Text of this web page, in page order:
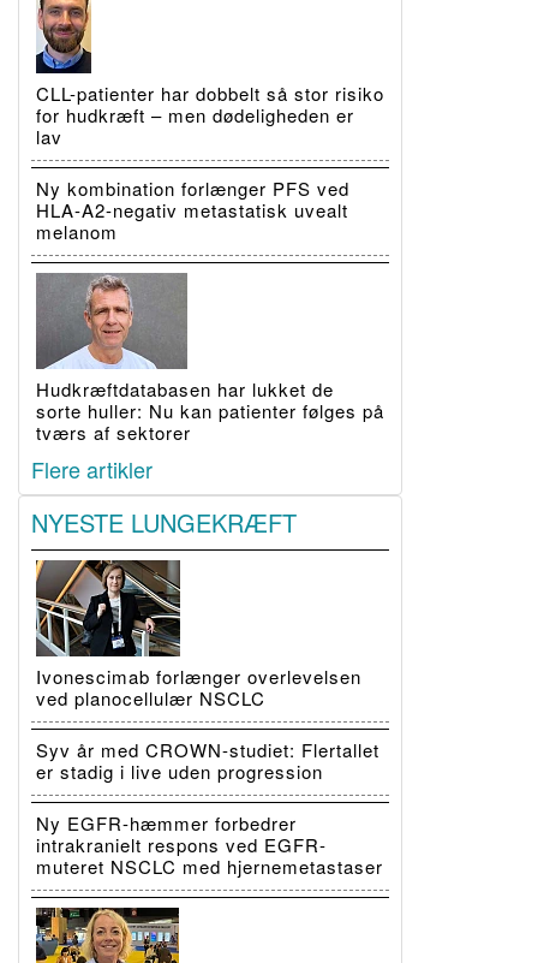
CLL-patienter har dobbelt så stor risiko
for hudkræft – men dødeligheden er
lav
Ny kombination forlænger PFS ved
HLA-A2-negativ metastatisk uvealt
melanom
Hudkræftdatabasen har lukket de
sorte huller: Nu kan patienter følges på
tværs af sektorer
Flere artikler
NYESTE LUNGEKRÆFT
Ivonescimab forlænger overlevelsen
ved planocellulær NSCLC
Syv år med CROWN-studiet: Flertallet
er stadig i live uden progression
Ny EGFR-hæmmer forbedrer
intrakranielt respons ved EGFR-
muteret NSCLC med hjernemetastaser